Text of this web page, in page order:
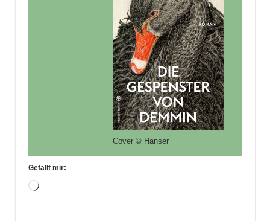
Cover © Hanser
Gefällt mir:
Wird